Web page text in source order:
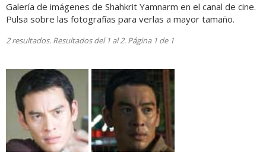
Galería de imágenes de Shahkrit Yamnarm en el canal de cine.
Pulsa sobre las fotografías para verlas a mayor tamaño.
2 resultados. Resultados del 1 al 2. Página 1 de 1